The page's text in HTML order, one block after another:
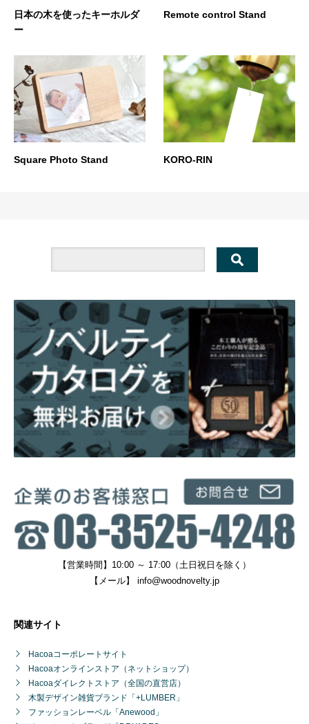
日本の木を使ったキーホルダ
ー
Remote control Stand
Square Photo Stand KORO-RIN
【営業時間】10:00 ～ 17:00（土日祝日を除く）
【メール】 info@woodnovelty.jp
関連サイト
Hacoaコーポレートサイト
Hacoaオンラインストア（ネットショップ）
Hacoaダイレクトストア（全国の直営店）
木製デザイン雑貨ブランド「+LUMBER」
ファッションレーベル「Anewood」